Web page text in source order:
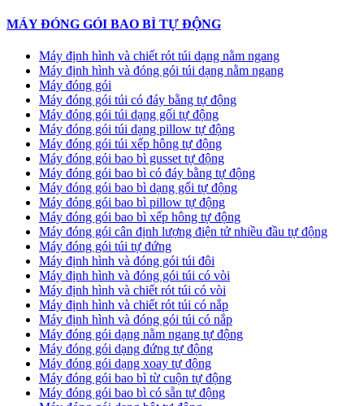
MÁY ĐÓNG GÓI BAO BÌ TỰ ĐỘNG
Máy định hình và chiết rót túi dạng nằm ngang
Máy định hình và đóng gói túi dạng nằm ngang
Máy đóng gói
Máy đóng gói túi có đáy bằng tự động
Máy đóng gói túi dạng gối tự động
Máy đóng gói túi dạng pillow tự động
Máy đóng gói túi xếp hông tự động
Máy đóng gói bao bì gusset tự động
Máy đóng gói bao bì có đáy bằng tự động
Máy đóng gói bao bì dạng gối tự động
Máy đóng gói bao bì pillow tự động
Máy đóng gói bao bì xếp hông tự động
Máy đóng gói cân định lượng điện tử nhiều đầu tự động
Máy đóng gói túi tự đứng
Máy định hình và đóng gói túi đôi
Máy định hình và đóng gói túi có vòi
Máy định hình và chiết rót túi có vòi
Máy định hình và chiết rót túi có nắp
Máy định hình và đóng gói túi có nắp
Máy đóng gói dạng nằm ngang tự động
Máy đóng gói dạng đứng tự động
Máy đóng gói dạng xoay tự động
Máy đóng gói bao bì từ cuộn tự động
Máy đóng gói bao bì có sẵn tự động